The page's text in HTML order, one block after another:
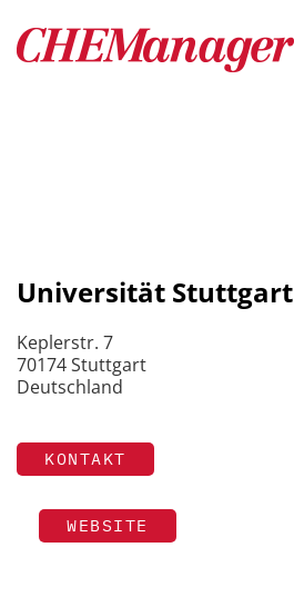
Universität Stuttgart
Keplerstr. 7
70174 Stuttgart
Deutschland
KONTAKT
WEBSITE